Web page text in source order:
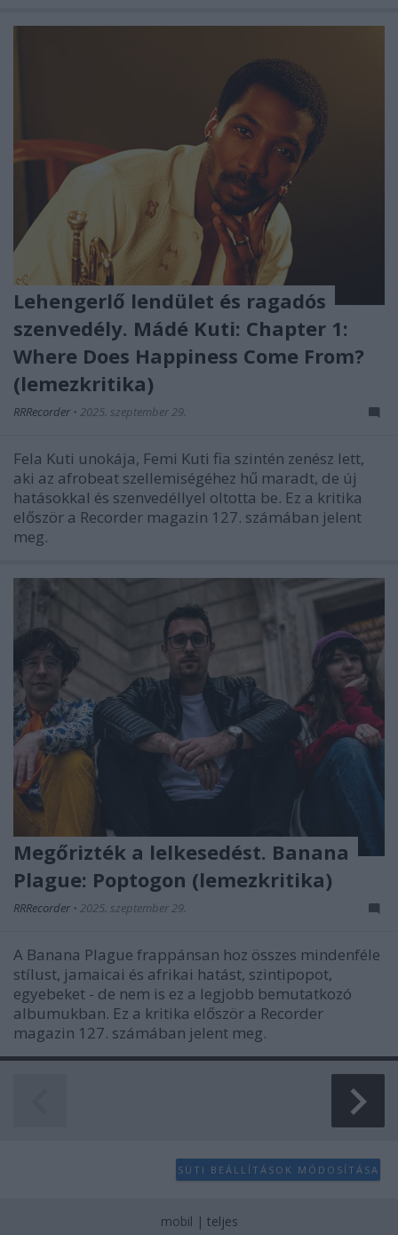
Lehengerlő lendület és ragadós
szenvedély. Mádé Kuti: Chapter 1:
Where Does Happiness Come From?
(lemezkritika)
RRRecorder • 2025. szeptember 29.
Fela Kuti unokája, Femi Kuti fia szintén zenész lett,
aki az afrobeat szellemiségéhez hű maradt, de új
hatásokkal és szenvedéllyel oltotta be. Ez a kritika
először a Recorder magazin 127. számában jelent
meg.
Megőrizték a lelkesedést. Banana
Plague: Poptogon (lemezkritika)
RRRecorder • 2025. szeptember 29.
A Banana Plague frappánsan hoz összes mindenféle
stílust, jamaicai és afrikai hatást, szintipopot,
egyebeket - de nem is ez a legjobb bemutatkozó
albumukban. Ez a kritika először a Recorder
magazin 127. számában jelent meg.
SÜTI BEÁLLÍTÁSOK MÓDOSÍTÁSA
mobil | teljes